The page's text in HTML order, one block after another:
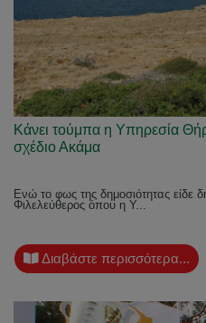
Κάνει τούμπα η Υπηρεσία
σχέδιο Ακάμα
Ενώ το φως της δημοσιότητας είδε
Φιλελεύθερος όπου η Υ...
Διαβάστε περισσότερα...